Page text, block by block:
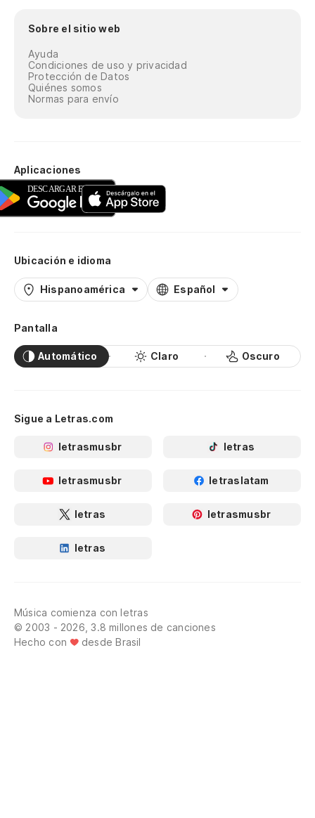
Sobre el sitio web
Ayuda
Condiciones de uso y privacidad
Protección de Datos
Quiénes somos
Normas para envío
Aplicaciones
Ubicación e idioma
Hispanoamérica Español
Pantalla
Automático Claro Oscuro
Sigue a Letras.com
letrasmusbr letras
letrasmusbr letraslatam
letras letrasmusbr
letras
Música comienza con letras
© 2003 - 2026, 3.8 millones de canciones
Hecho con
desde Brasil